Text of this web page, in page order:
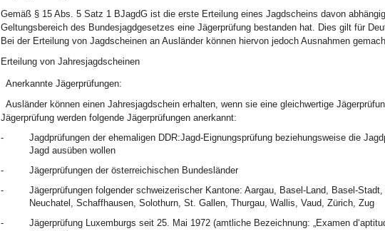
Gemäß § 15 Abs. 5 Satz 1 BJagdG ist die erste Erteilung eines Jagdscheins davon
Geltungsbereich des Bundesjagdgesetzes eine Jägerprüfung bestanden hat. Dies gilt für
Bei der Erteilung von Jagdscheinen an Ausländer können hiervon jedoch Ausnahmen
Erteilung von Jahresjagdscheinen
Anerkannte Jägerprüfungen:
Ausländer können einen Jahresjagdschein erhalten, wenn sie eine gleichwertige
Jägerprüfung werden folgende Jägerprüfungen anerkannt:
-
Jagdprüfungen der ehemaligen DDR:Jagd-Eignungsprüfung beziehungsweise die
Jagd ausüben wollen
-
Jägerprüfungen der österreichischen Bundesländer
-
Jägerprüfungen folgender schweizerischer Kantone: Aargau, Basel-Land, Basel-
Neuchatel, Schaffhausen, Solothurn, St. Gallen, Thurgau, Wallis, Vaud, Zürich, Zug
-
Jägerprüfung Luxemburgs seit 25. Mai 1972 (amtliche Bezeichnung: „Examen